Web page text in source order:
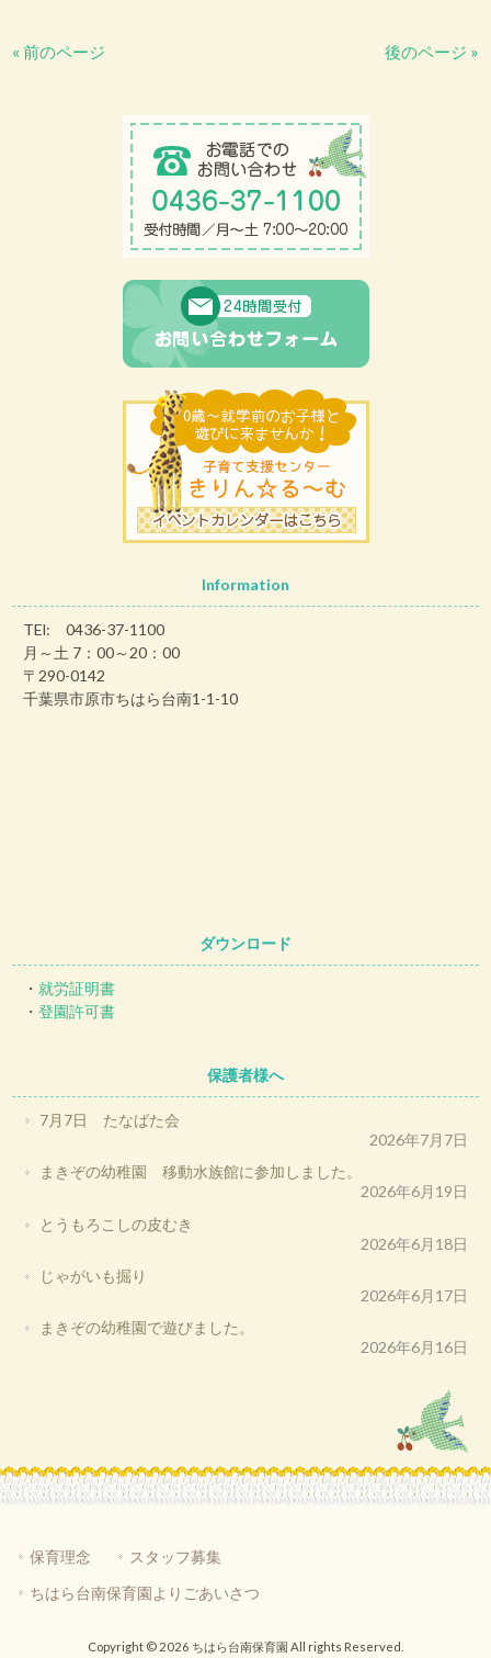
« 前のページ 後のページ »
Information
TEl: 0436-37-1100
月～土 7：00～20：00
〒290-0142
千葉県市原市ちはら台南1-1-10
ダウンロード
・就労証明書
・登園許可書
保護者様へ
7月7日 たなばた会
2026年7月7日
まきぞの幼稚園 移動水族館に参加しました。
2026年6月19日
とうもろこしの皮むき
2026年6月18日
じゃがいも掘り
2026年6月17日
まきぞの幼稚園で遊びました。
2026年6月16日
保育理念
スタッフ募集
ちはら台南保育園よりごあいさつ
Copyright © 2026 ちはら台南保育園 All rights Reserved.